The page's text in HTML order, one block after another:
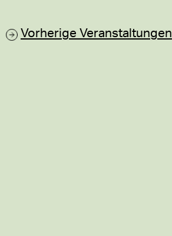
Vorherige Veranstaltungen